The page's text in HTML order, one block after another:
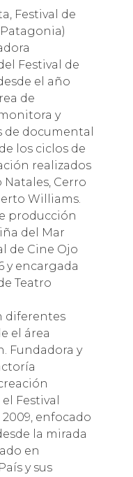
Festival de
Festival de
el año
de
y
documental
los ciclos de
realizados
Cerro
Williams.
producción
del Mar
de Cine Ojo
y encargada
Teatro
diferentes
el área
Fundadora y
Festival
enfocado
la mirada
en
y sus